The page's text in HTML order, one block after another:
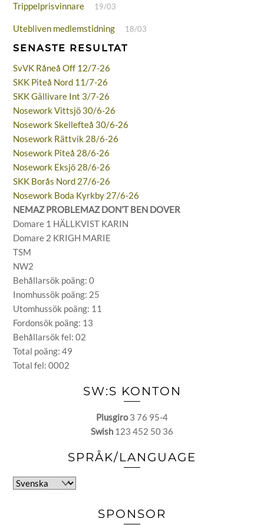
Trippelprisvinnare 19/03
Utebliven medlemstidning 18/03
SENASTE RESULTAT
SvVK Råneå Off 12/7-26
SKK Piteå Nord 11/7-26
SKK Gällivare Int 3/7-26
Nosework Vittsjö 30/6-26
Nosework Skellefteå 30/6-26
Nosework Rättvik 28/6-26
Nosework Piteå 28/6-26
Nosework Eksjö 28/6-26
SKK Borås Nord 27/6-26
Nosework Boda Kyrkby 27/6-26
NEMAZ PROBLEMAZ DON’T BEN DOVER
Domare 1 HÄLLKVIST KARIN
Domare 2 KRIGH MARIE
TSM
NW2
Behållarsök poäng: 0
Inomhussök poäng: 25
Utomhussök poäng: 11
Fordonsök poäng: 13
Behållarsök fel: 02
Total poäng: 49
Total fel: 0002
SW:S KONTON
Plusgiro3 76 95-4
Swish 123 452 50 36
SPRÅK/LANGUAGE
Välj
SPONSOR